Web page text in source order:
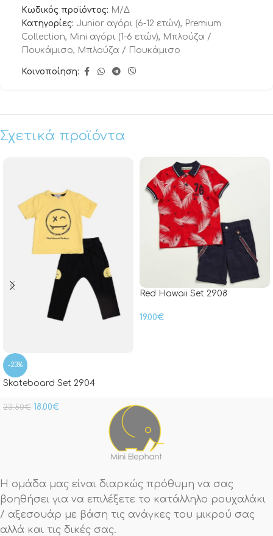
Κωδικός προϊόντος: Μ/Δ
Κατηγορίες: Junior αγόρι (6-12 ετών), Premium
Collection, Μini αγόρι (1-6 ετών), Μπλούζα /
Πουκάμισο, Μπλούζα / Πουκάμισο
Κοινοποίηση:
Σχετικά προϊόντα
-23%
Skateboard Set 2904
23.50€ 18.00€
Red Hawaii Set 2908
19.00€
Η ομάδα μας είναι διαρκώς πρόθυμη να σας
βοηθήσει για να επιλέξετε το κατάλληλο ρουχαλάκι
/ αξεσουάρ με βάση τις ανάγκες του μικρού σας
αλλά και τις δικές σας.